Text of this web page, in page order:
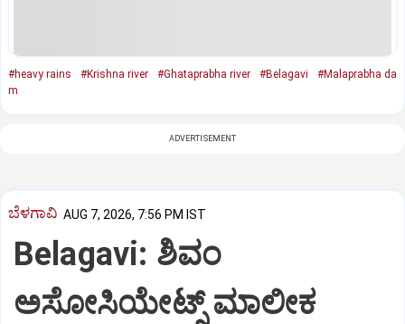
#heavy rains #Krishna river #Ghataprabha river #Belagavi
#Malaprabha da
m
ADVERTISEMENT
ಬೆಳಗಾವಿ AUG 7, 2026, 7:56 PM IST
Belagavi: ಶಿವಂ
ಅಸೋಸಿಯೇಟ್ಸ್ ಮಾಲೀಕ